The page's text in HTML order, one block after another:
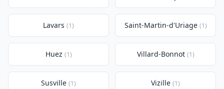
Lavars (1) Saint-Martin-d'Uriage (1)
Huez (1) Villard-Bonnot (1)
Susville (1) Vizille (1)